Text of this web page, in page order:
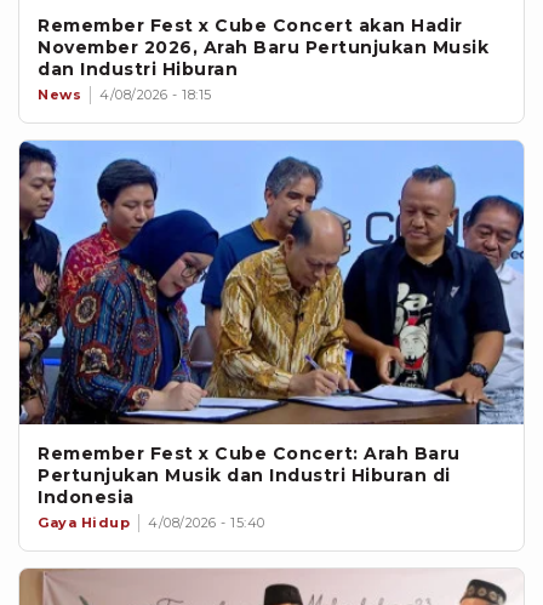
Remember Fest x Cube Concert akan Hadir
November 2026, Arah Baru Pertunjukan Musik
dan Industri Hiburan
News 4/08/2026 - 18:15
Remember Fest x Cube Concert: Arah Baru
Pertunjukan Musik dan Industri Hiburan di
Indonesia
Gaya Hidup 4/08/2026 - 15:40